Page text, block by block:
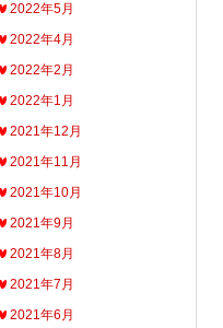
2022年5月
2022年4月
2022年2月
2022年1月
2021年12月
2021年11月
2021年10月
2021年9月
2021年8月
2021年7月
2021年6月